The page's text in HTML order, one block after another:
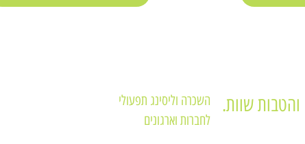
שוות.
השכרה וליסינג תפעולי
לחברות וארגונים